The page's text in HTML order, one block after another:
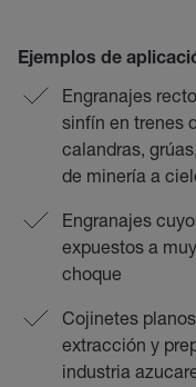
Ejemplos de
Engranajes
sinfín en trenes
calandras,
de minería a
Engranajes
expuestos a
choque
Cojinetes
extracción y
industria